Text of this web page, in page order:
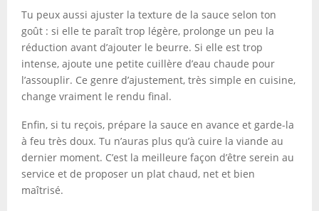
Tu peux aussi ajuster la texture de la sauce selon ton
goût : si elle te paraît trop légère, prolonge un peu la
réduction avant d’ajouter le beurre. Si elle est trop
intense, ajoute une petite cuillère d’eau chaude pour
l’assouplir. Ce genre d’ajustement, très simple en cuisine,
change vraiment le rendu final.
Enfin, si tu reçois, prépare la sauce en avance et garde-la
à feu très doux. Tu n’auras plus qu’à cuire la viande au
dernier moment. C’est la meilleure façon d’être serein au
service et de proposer un plat chaud, net et bien
maîtrisé.